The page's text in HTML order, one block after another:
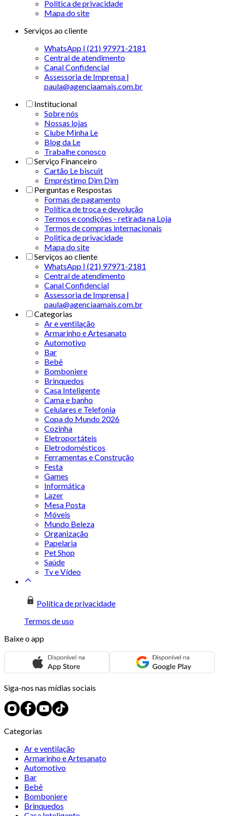
Politica de privacidade
Mapa do site
Serviços ao cliente
WhatsApp | (21) 97971-2181
Central de atendimento
Canal Confidencial
Assessoria de Imprensa |
paula@agenciaamais.com.br
Institucional
Sobre nós
Nossas lojas
Clube Minha Le
Blog da Le
Trabalhe conosco
Serviço Financeiro
Cartão Le biscuit
Empréstimo Dim Dim
Perguntas e Respostas
Formas de pagamento
Política de troca e devolução
Termos e condições - retirada na Loja
Termos de compras internacionais
Politica de privacidade
Mapa do site
Serviços ao cliente
WhatsApp | (21) 97971-2181
Central de atendimento
Canal Confidencial
Assessoria de Imprensa |
paula@agenciaamais.com.br
Categorias
Ar e ventilação
Armarinho e Artesanato
Automotivo
Bar
Bebê
Bomboniere
Brinquedos
Casa Inteligente
Cama e banho
Celulares e Telefonia
Copa do Mundo 2026
Cozinha
Eletroportáteis
Eletrodomésticos
Ferramentas e Construção
Festa
Games
Informática
Lazer
Mesa Posta
Móveis
Mundo Beleza
Organização
Papelaria
Pet Shop
Saúde
Tv e Vídeo
Política de privacidade
Termos de uso
Baixe o app
Siga-nos nas mídias sociais
Categorias
Ar e ventilação
Armarinho e Artesanato
Automotivo
Bar
Bebê
Bomboniere
Brinquedos